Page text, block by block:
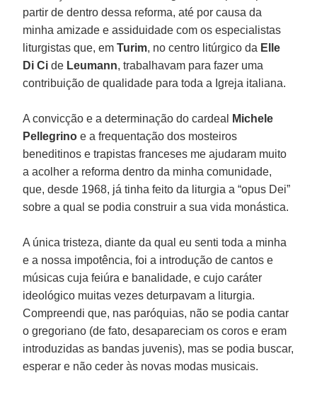
partir de dentro dessa reforma, até por causa da
minha amizade e assiduidade com os especialistas
liturgistas que, emTurim, no centro litúrgico da Elle
Di Cide Leumann, trabalhavam para fazer uma
contribuição de qualidade para toda a Igreja italiana.
A convicção e a determinação do cardeal
Michele
Pellegrinoe a frequentação dos mosteiros
beneditinos e trapistas franceses me ajudaram muito
a acolher a reforma dentro da minha comunidade,
que, desde 1968, já tinha feito da liturgia a “opus Dei”
sobre a qual se podia construir a sua vida monástica.
A única tristeza, diante da qual eu senti toda a minha
e a nossa impotência, foi a introdução de cantos e
músicas cuja feiúra e banalidade, e cujo caráter
ideológico muitas vezes deturpavam a liturgia.
Compreendi que, nas paróquias, não se podia cantar
o gregoriano (de fato, desapareciam os coros e eram
introduzidas as bandas juvenis), mas se podia buscar,
esperar e não ceder às novas modas musicais.